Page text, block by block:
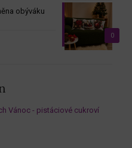
0
obýváku
Vánoc - pistáciové cukroví